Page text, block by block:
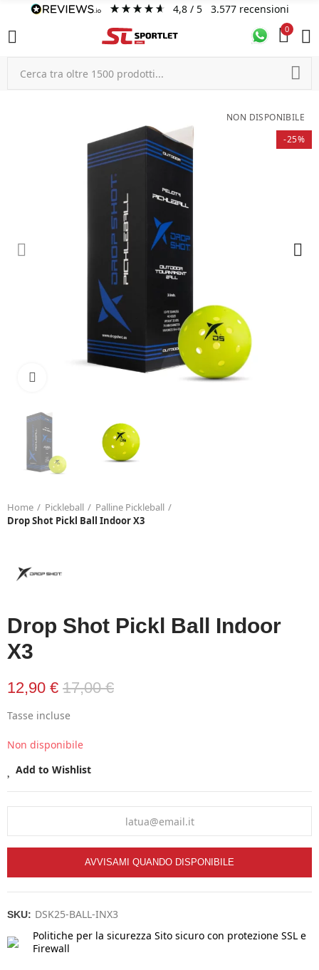
4,8/ 5 3.577 recensioni
0
NON DISPONIBILE
-25%
Home Pickleball
Palline Pickleball
Drop Shot Pickl Ball Indoor X3
Drop Shot Pickl Ball Indoor
X3
12,90 € 17,00 €
Tasse incluse
Non disponibile
Add to Wishlist
AVVISAMI QUANDO DISPONIBILE
SKU: DSK25-BALL-INX3
Politiche per la sicurezza Sito sicuro con protezione SSL e
Firewall